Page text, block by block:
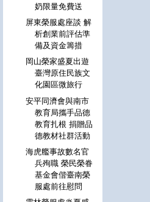
奶限量免費送
屏東榮服處座談 解
析創業前評估準
備及資金籌措
岡山榮家盛夏出遊
臺灣原住民族文
化園區微旅行
安平同濟會與南市
教育局攜手品德
教育扎根 捐贈品
德教材社群活動
海虎艦事故數名官
兵殉職 榮民榮眷
基金會偕臺南榮
服處前往慰問